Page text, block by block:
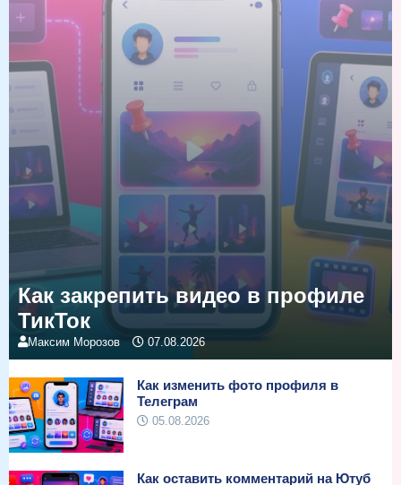
Как закрепить видео в профиле
ТикТок
Максим Морозов 07.08.2026
Как изменить фото профиля в
Телеграм
05.08.2026
Как оставить комментарий на Ютуб